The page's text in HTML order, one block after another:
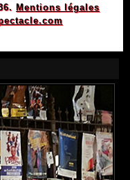
Mentions légales